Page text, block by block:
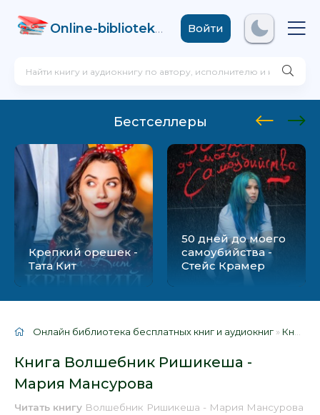
Online-biblioteka .comВойти
Бестселлеры
Крепкий орешек -
Тата Кит
50 дней до моего
самоубийства -
Стейс Крамер
Онлайн библиотека бесплатных книг и аудиокниг » Книги
Книга Волшебник Ришикеша -
Мария Мансурова
Читать книгу Волшебник Ришикеша - Мария Мансурова